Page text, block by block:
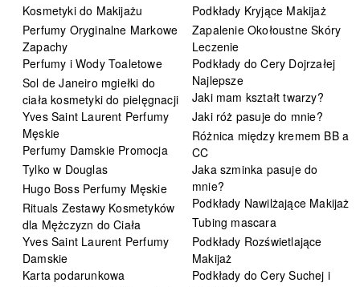
Kosmetyki do Makijażu
Perfumy Oryginalne Markowe
Zapachy
Perfumy i Wody Toaletowe
Sol de Janeiro mgiełki do
ciała kosmetyki do pielęgnacji
Yves Saint Laurent Perfumy
Męskie
Perfumy Damskie Promocja
Tylko w Douglas
Hugo Boss Perfumy Męskie
Rituals Zestawy Kosmetyków
dla Mężczyzn do Ciała
Yves Saint Laurent Perfumy
Damskie
Karta podarunkowa
Podkłady Kryjące Makijaż
Zapalenie Okołoustne Skóry
Leczenie
Podkłady do Cery Dojrzałej
Najlepsze
Jaki mam kształt twarzy?
Jaki róż pasuje do mnie?
Różnica między kremem BB a
CC
Jaka szminka pasuje do
mnie?
Podkłady Nawilżające Makijaż
Tubing mascara
Podkłady Rozświetlające
Makijaż
Podkłady do Cery Suchej i